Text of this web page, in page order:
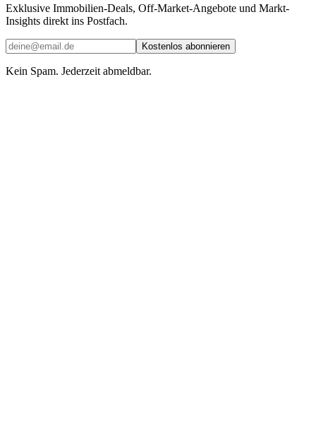
Exklusive Immobilien-Deals, Off-Market-Angebote und Markt-
Insights direkt ins Postfach.
Kostenlos abonnieren
Kein Spam. Jederzeit abmeldbar.